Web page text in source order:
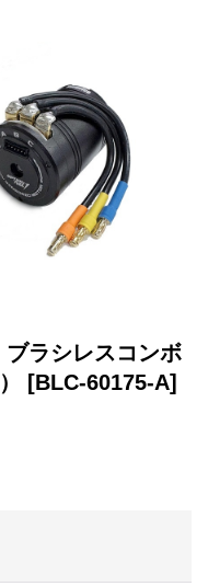
ラシレスコンボ
[BLC-60175-A]